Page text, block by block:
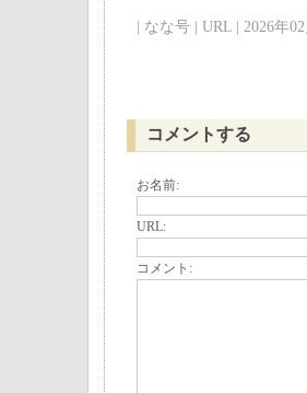
| なな号 | URL | 2026年
コメントする
お名前:
URL:
コメント: